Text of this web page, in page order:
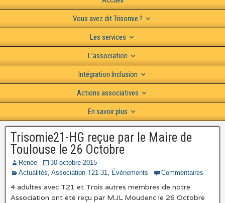
Vous avez dit Trisomie ?
Les services
L’association
Intégration Inclusion
Actions associatives
En savoir plus
Trisomie21-HG reçue par le Maire de
Toulouse le 26 Octobre
Renée
30 octobre 2015
Actualités, Association T21-31, Évènements Commentaires
4 adultes avec T21 et Trois autres membres de notre
Association ont été reçu par M.JL Moudenc le 26 Octobre